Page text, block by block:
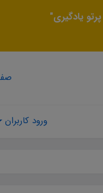
یادگیری"
ورود کاربران